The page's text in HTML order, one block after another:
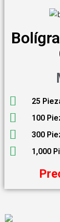
25
100
300
1,000